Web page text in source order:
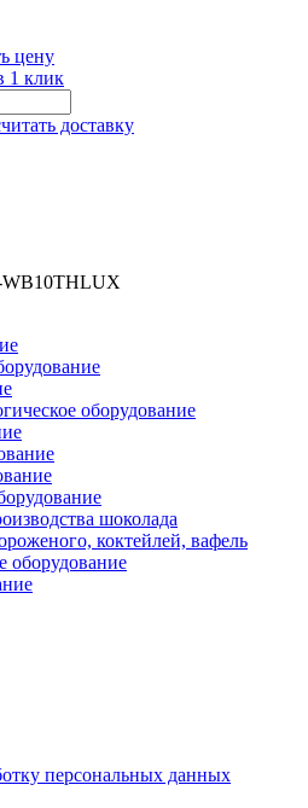
цену
1 клик
доставку
оборудование
шоколада
коктейлей, вафель
оборудование
персональных данных